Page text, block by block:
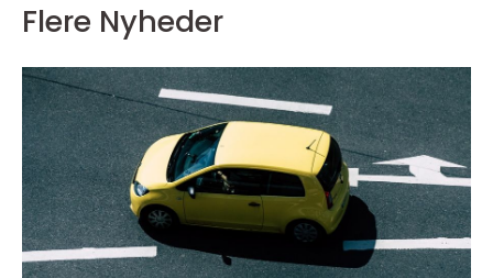
Flere Nyheder